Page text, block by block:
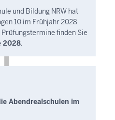
und Bildung NRW hat
10 im Frühjahr 2028
finden Sie
2028.
Abendrealschulen im